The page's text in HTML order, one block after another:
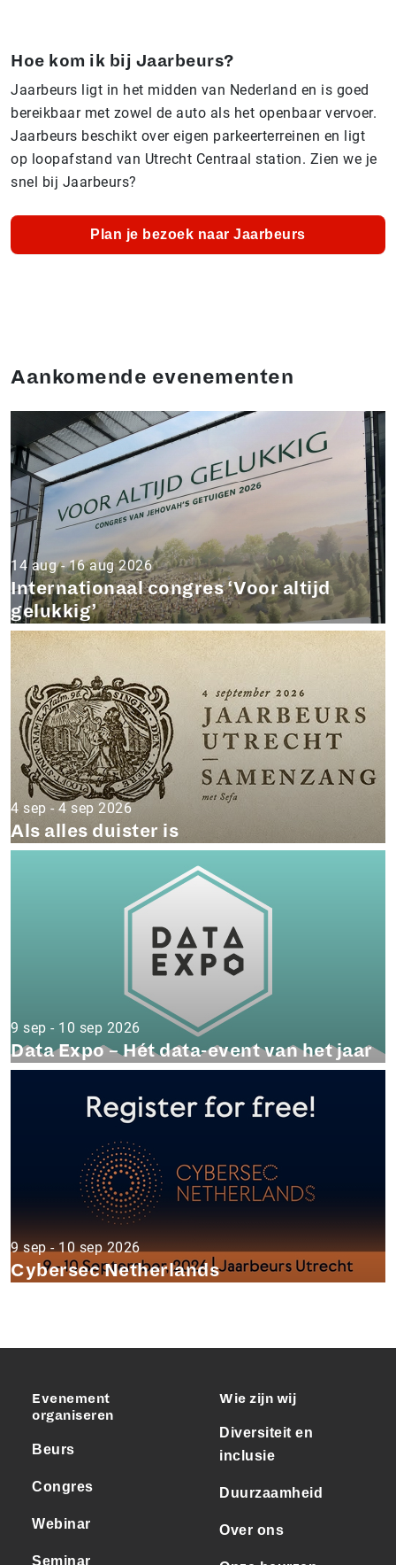
Hoe kom ik bij Jaarbeurs?
Jaarbeurs ligt in het midden van Nederland en is goed
bereikbaar met zowel de auto als het openbaar vervoer.
Jaarbeurs beschikt over eigen parkeerterreinen en ligt
op loopafstand van Utrecht Centraal station. Zien we je
snel bij Jaarbeurs?
Plan je bezoek naar Jaarbeurs
Aankomende evenementen
14 aug - 16 aug 2026
Internationaal congres ‘Voor altijd
gelukkig’
4 sep - 4 sep 2026
Als alles duister is
9 sep - 10 sep 2026
Data Expo – Hét data-event van het jaar
9 sep - 10 sep 2026
Cybersec Netherlands
Evenement
organiseren
Beurs
Congres
Webinar
Seminar
Wie zijn wij
Diversiteit en
inclusie
Duurzaamheid
Over ons